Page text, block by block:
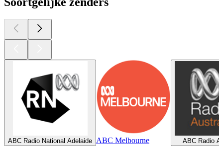
ABC Radio National Adelaide ABC Melbourne ABC Radio